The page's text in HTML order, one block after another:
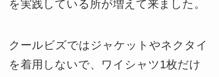
を実践している所が増えて来ました。
クールビズではジャケットやネクタイ
を着用しないで、ワイシャツ1枚だけ